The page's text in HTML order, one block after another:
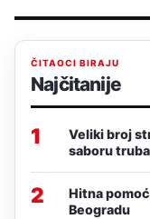
ČITAOCI BIRAJU
Najčitanije
1
Veliki broj
saboru
2
Hitna
Beogradu